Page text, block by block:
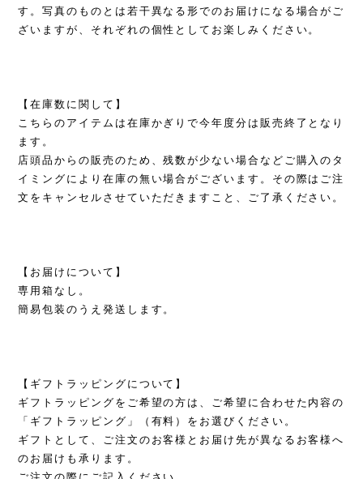
す。写真のものとは若干異なる形でのお届けになる場合がご
ざいますが、それぞれの個性としてお楽しみください。
【在庫数に関して】
こちらのアイテムは在庫かぎりで今年度分は販売終了となり
ます。
店頭品からの販売のため、残数が少ない場合などご購入のタ
イミングにより在庫の無い場合がございます。その際はご注
文をキャンセルさせていただきますこと、ご了承ください。
【お届けについて】
専用箱なし。
簡易包装のうえ発送します。
【ギフトラッピングについて】
ギフトラッピングをご希望の方は、ご希望に合わせた内容の
「ギフトラッピング」（有料）をお選びください。
ギフトとして、ご注文のお客様とお届け先が異なるお客様へ
のお届けも承ります。